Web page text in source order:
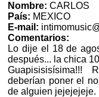
Nombre: CARLOS
País: MEXICO
E-mail:
Comentarios:
Lo dije el 18 de
después... la chica
Guapisisisísima!!!
deberían poner el
de alguien jejejejeje.